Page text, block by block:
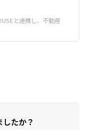
と連携し、不動産
たか？